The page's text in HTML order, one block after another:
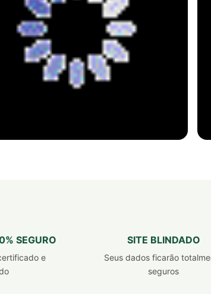
possui propriedades hidratantes e
de colágeno.
SEGURO
e
SITE BLINDADO
Seus dados ficarão
seguros